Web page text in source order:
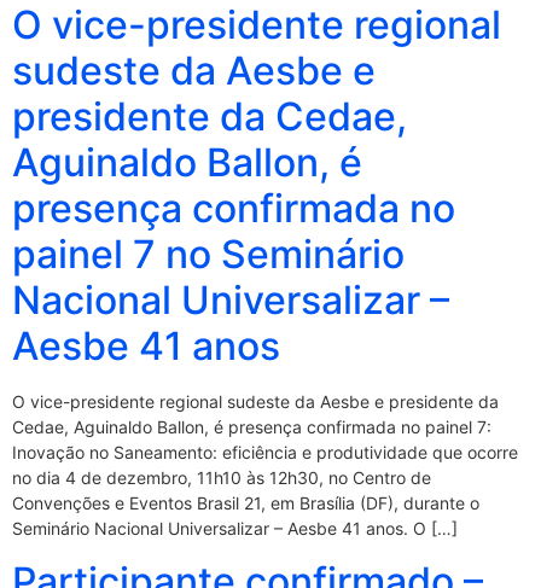
O vice-presidente regional
sudeste da Aesbe e
presidente da Cedae,
Aguinaldo Ballon, é
presença confirmada no
painel 7 no Seminário
Nacional Universalizar –
Aesbe 41 anos
O vice-presidente regional sudeste da Aesbe e presidente da
Cedae, Aguinaldo Ballon, é presença confirmada no painel 7:
Inovação no Saneamento: eficiência e produtividade que ocorre
no dia 4 de dezembro, 11h10 às 12h30, no Centro de
Convenções e Eventos Brasil 21, em Brasília (DF), durante o
Seminário Nacional Universalizar – Aesbe 41 anos. O […]